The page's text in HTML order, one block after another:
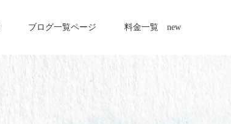
ブログ一覧ページ 料金一覧 new